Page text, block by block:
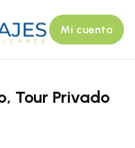
Mi cuenta
Tour Privado